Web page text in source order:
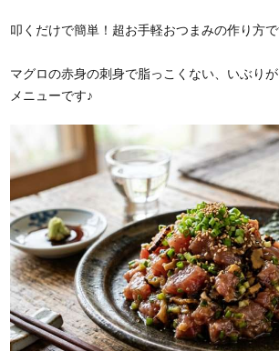
叩くだけで簡単！超お手軽おつまみの作り方で
マグロの赤身の刺身で脂っこくない、いぶり
メニューです♪